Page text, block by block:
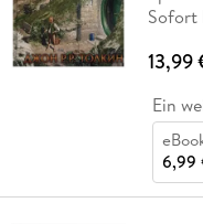
Sofort
13,99
Ein
6,99